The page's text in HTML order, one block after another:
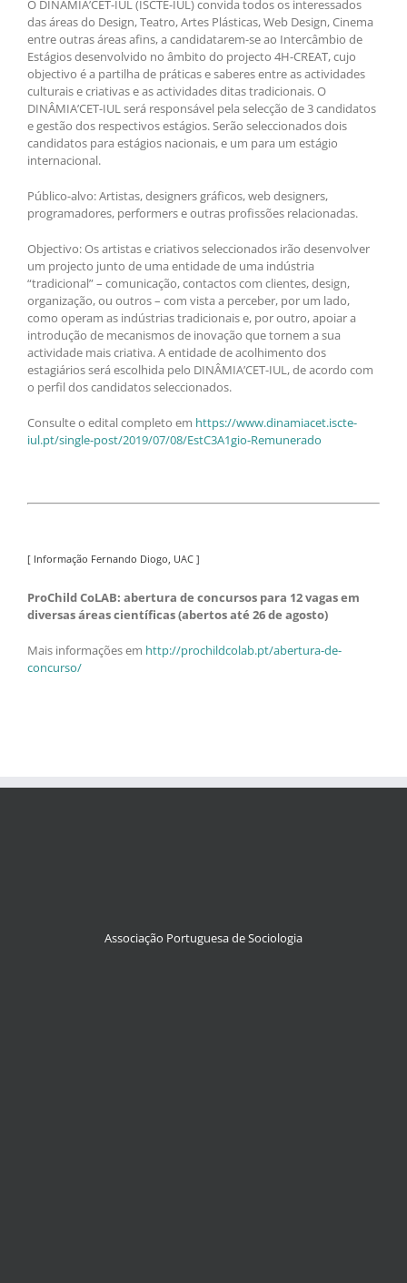
O DINÂMIA’CET-IUL (ISCTE-IUL) convida todos os interessados
das áreas do Design, Teatro, Artes Plásticas, Web Design, Cinema
entre outras áreas afins, a candidatarem-se ao Intercâmbio de
Estágios desenvolvido no âmbito do projecto 4H-CREAT, cujo
objectivo é a partilha de práticas e saberes entre as actividades
culturais e criativas e as actividades ditas tradicionais. O
DINÂMIA’CET-IUL será responsável pela selecção de 3 candidatos
e gestão dos respectivos estágios. Serão seleccionados dois
candidatos para estágios nacionais, e um para um estágio
internacional.
Público-alvo: Artistas, designers gráficos, web designers,
programadores, performers e outras profissões relacionadas.
Objectivo: Os artistas e criativos seleccionados irão desenvolver
um projecto junto de uma entidade de uma indústria
“tradicional” – comunicação, contactos com clientes, design,
organização, ou outros – com vista a perceber, por um lado,
como operam as indústrias tradicionais e, por outro, apoiar a
introdução de mecanismos de inovação que tornem a sua
actividade mais criativa. A entidade de acolhimento dos
estagiários será escolhida pelo DINÂMIA’CET-IUL, de acordo com
o perfil dos candidatos seleccionados.
Consulte o edital completo em https://www.dinamiacet.iscte-
iul.pt/single-post/2019/07/08/EstC3A1gio-Remunerado
[ Informação Fernando Diogo, UAC ]
ProChild CoLAB: abertura de concursos para 12 vagas em
diversas áreas científicas (abertos até 26 de agosto)
Mais informações em http://prochildcolab.pt/abertura-de-
concurso/
Associação Portuguesa de Sociologia